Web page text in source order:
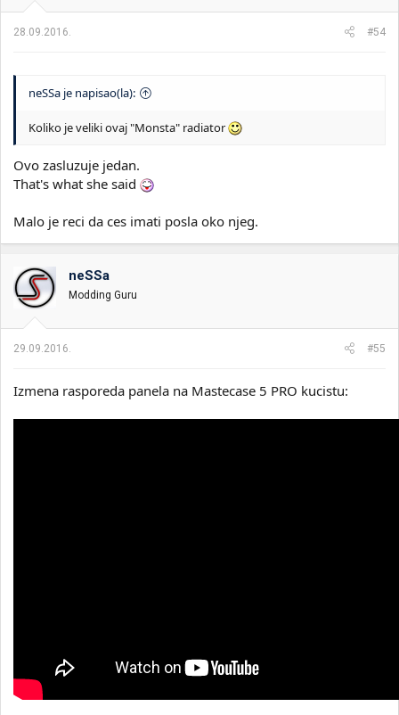
28.09.2016. #54
neSSa je napisao(la):
Koliko je veliki ovaj "Monsta" radiator
Ovo zasluzuje jedan.
That's what she said
Malo je reci da ces imati posla oko njeg.
neSSa
Modding Guru
29.09.2016. #55
Izmena rasporeda panela na Mastecase 5 PRO kucistu: